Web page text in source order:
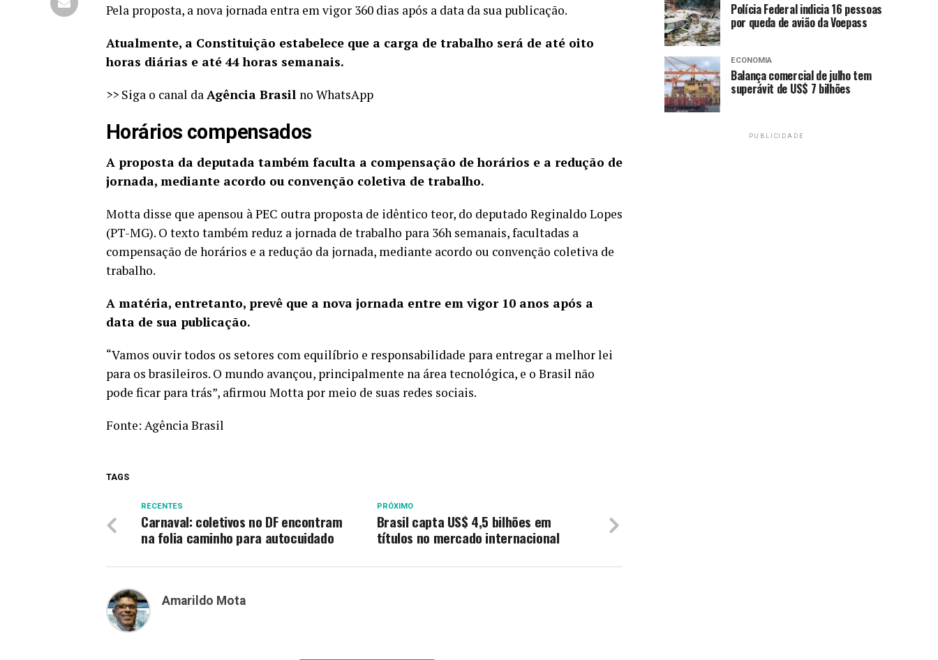
Pela proposta, a nova jornada entra em vigor 360 dias após a data da sua publicação.
Atualmente, a Constituição estabelece que a carga de trabalho será de até oito
horas diárias e até 44 horas semanais.
>> Siga o canal daAgência Brasil no WhatsApp
Horários compensados
A proposta da deputada também faculta a compensação de horários e a redução de
jornada, mediante acordo ou convenção coletiva de trabalho.
Motta disse que apensou à PEC outra proposta de idêntico teor, do deputado Reginaldo Lopes
(PT-MG). O texto também reduz a jornada de trabalho para 36h semanais, facultadas a
compensação de horários e a redução da jornada, mediante acordo ou convenção coletiva de
trabalho.
A matéria, entretanto, prevê que a nova jornada entre em vigor 10 anos após a
data de sua publicação.
“Vamos ouvir todos os setores com equilíbrio e responsabilidade para entregar a melhor lei
para os brasileiros. O mundo avançou, principalmente na área tecnológica, e o Brasil não
pode ficar para trás”, afirmou Motta por meio de suas redes sociais.
Fonte: Agência Brasil
TAGS
PRÓXIMO
Brasil capta US$ 4,5 bilhões em
títulos no mercado internacional
RECENTES
Carnaval: coletivos no DF encontram
na folia caminho para autocuidado
Amarildo Mota
Polícia Federal indicia 16 pessoas
por queda de avião da Voepass
ECONOMIA
Balança comercial de julho tem
superávit de US$ 7 bilhões
PUBLICIDADE